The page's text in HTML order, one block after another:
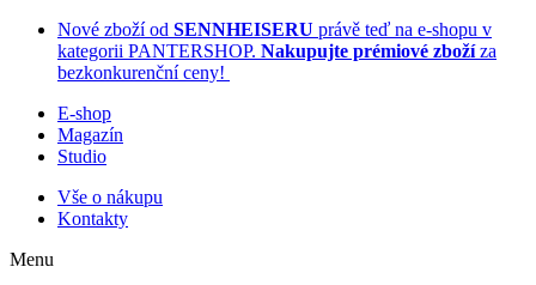
Nové zboží od SENNHEISERU právě teď na e-shopu v
kategorii PANTERSHOP. Nakupujte prémiové zbožíza
bezkonkurenční ceny!
E-shop
Magazín
Studio
Vše o nákupu
Kontakty
Menu